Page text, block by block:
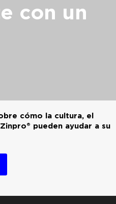
con un
cómo la cultura, el
pueden ayudar a su